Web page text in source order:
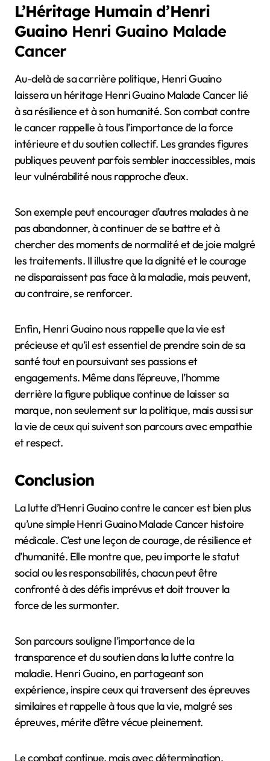
L’Héritage Humain d’Henri
GuainoHenri Guaino Malade
Cancer
Au-delà de sa carrière politique, Henri Guaino
laissera un héritage Henri Guaino Malade Cancer lié
à sa résilience et à son humanité. Son combat contre
le cancer rappelle à tous l’importance de la force
intérieure et du soutien collectif. Les grandes figures
publiques peuvent parfois sembler inaccessibles, mais
leur vulnérabilité nous rapproche d’eux.
Son exemple peut encourager d’autres malades à ne
pas abandonner, à continuer de se battre et à
chercher des moments de normalité et de joie malgré
les traitements. Il illustre que la dignité et le courage
ne disparaissent pas face à la maladie, mais peuvent,
au contraire, se renforcer.
Enfin, Henri Guaino nous rappelle que la vie est
précieuse et qu’il est essentiel de prendre soin de sa
santé tout en poursuivant ses passions et
engagements. Même dans l’épreuve, l’homme
derrière la figure publique continue de laisser sa
marque, non seulement sur la politique, mais aussi sur
la vie de ceux qui suivent son parcours avec empathie
et respect.
Conclusion
La lutte d’Henri Guaino contre le cancer est bien plus
qu’une simple Henri Guaino Malade Cancer histoire
médicale. C’est une leçon de courage, de résilience et
d’humanité. Elle montre que, peu importe le statut
social ou les responsabilités, chacun peut être
confronté à des défis imprévus et doit trouver la
force de les surmonter.
Son parcours souligne l’importance de la
transparence et du soutien dans la lutte contre la
maladie. Henri Guaino, en partageant son
expérience, inspire ceux qui traversent des épreuves
similaires et rappelle à tous que la vie, malgré ses
épreuves, mérite d’être vécue pleinement.
Le combat continue, mais avec détermination,